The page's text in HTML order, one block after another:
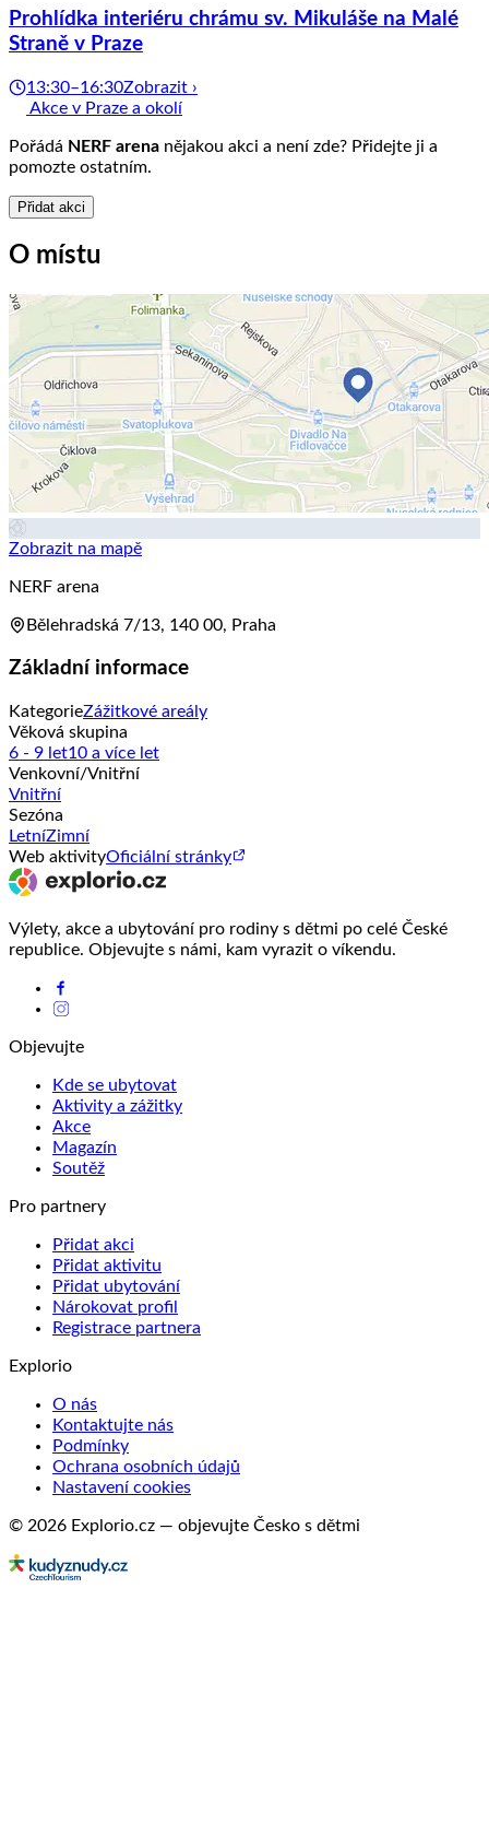
Prohlídka interiéru chrámu sv. Mikuláše na Malé
Straně v Praze
13:30–16:30Zobrazit ›
Akce v Praze a okolí
Pořádá NERF arena nějakou akci a není zde? Přidejte ji a
pomozte ostatním.
Přidat akci
O místu
Zobrazit na mapě
NERF arena
Bělehradská 7/13, 140 00, Praha
Základní informace
KategorieZážitkové areály
Věková skupina
6 - 9 let10 a více let
Venkovní/Vnitřní
Vnitřní
Sezóna
LetníZimní
Web aktivityOficiální stránky
Výlety, akce a ubytování pro rodiny s dětmi po celé České
republice. Objevujte s námi, kam vyrazit o víkendu.
Objevujte
Kde se ubytovat
Aktivity a zážitky
Akce
Magazín
Soutěž
Pro partnery
Přidat akci
Přidat aktivitu
Přidat ubytování
Nárokovat profil
Registrace partnera
Explorio
O nás
Kontaktujte nás
Podmínky
Ochrana osobních údajů
Nastavení cookies
© 2026 Explorio.cz — objevujte Česko s dětmi